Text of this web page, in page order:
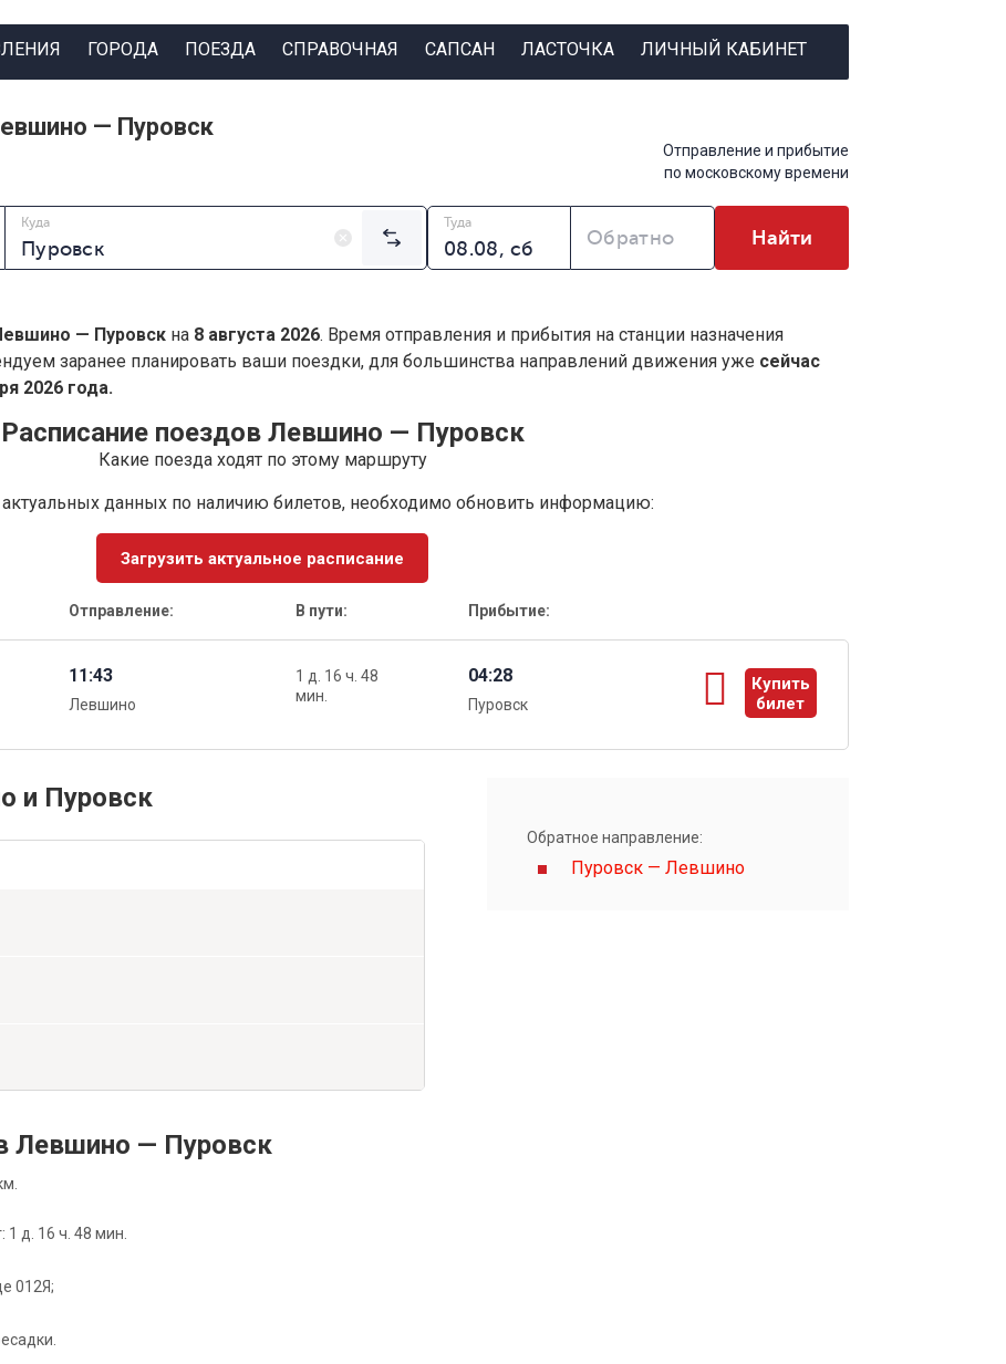
ГОРОДА ПОЕЗДА СПРАВОЧНАЯ САПСАН ЛАСТОЧКА ЛИЧНЫЙ КАБИНЕТ
— Пуровск
Отправление и прибытие
по московскому времени
Куда Туда
Обратно Найти
— Пуровск на 8 августа 2026. Время отправления и прибытия на станции назначения
заранее планировать ваши поездки, для большинства направлений движения уже сейчас
2026 года.
Расписание поездов Левшино — Пуровск
Какие поезда ходят по этому маршруту
данных по наличию билетов, необходимо обновить информацию:
Загрузить актуальное расписание
Отправление: В пути: Прибытие:
11:43
Левшино
1 д. 16 ч. 48
мин.
04:28
Пуровск
Купить
билет
ы
и Пуровск
Левшино — Пуровск
1 д. 16 ч. 48 мин.
012Я;
Обратное направление:
Пуровск — Левшино